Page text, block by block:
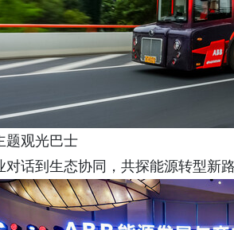
题观光巴士
对话到生态协同，共探能源转型新